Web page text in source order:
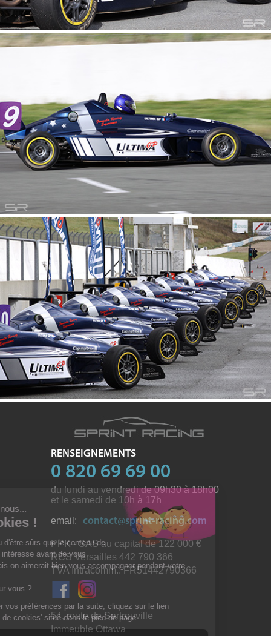
RENSEIGNEMENTS
0 820 69 69 00
du lundi au vendredi de 09h30 à 18h00
et le samedi de 10h à 17h
email:
contact@sprint-racing.com
PPK - SAS au capital de 122 000
RCS Versailles 442 790 366
TVA Intracomm.: FR51442790366
54, route de Sartrouville
Immeuble Ottawa